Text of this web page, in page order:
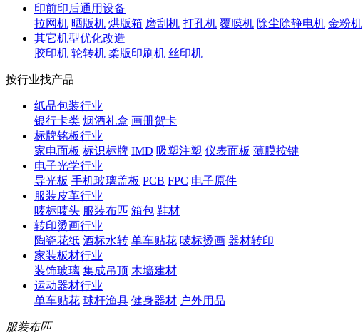
印前印后通用设备
拉网机 晒版机 烘版箱 磨刮机 打孔机 覆膜机 除尘除静电机 金粉机
其它机型优化改造
胶印机 轮转机 柔版印刷机 丝印机
按行业找产品
纸品包装行业
银行卡类 烟酒礼盒 画册贺卡
标牌铭板行业
家电面板 标识标牌 IMD 吸塑注塑 仪表面板 薄膜按键
电子光学行业
导光板 手机玻璃盖板 PCB FPC 电子原件
服装皮革行业
唛标唛头 服装布匹 箱包 鞋材
转印烫画行业
陶瓷花纸 酒标水转 单车贴花 唛标烫画 器材转印
家装板材行业
装饰玻璃 集成吊顶 木墙建材
运动器材行业
单车贴花 球杆渔具 健身器材 户外用品
服装布匹